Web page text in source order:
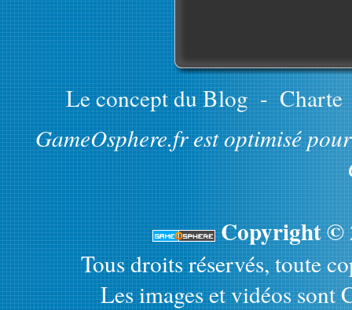
Le concept du Blog - Charte
GameOsphere.fr est optimisé
Copyright ©
Tous droits réservés, toute
Les images et vidéos